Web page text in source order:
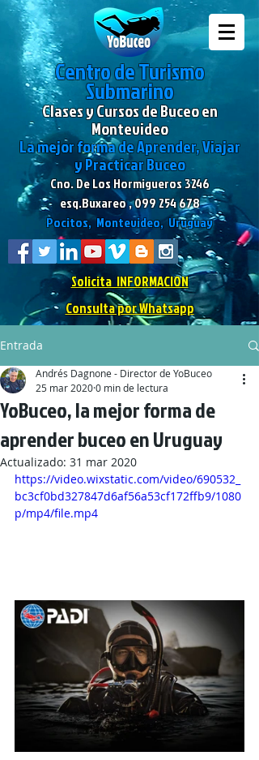
Centro de Turismo
Submarino
Clases y Cursos de Buceo en
Montevideo
La mejor forma de Aprender, Viajar
y Practicar Buceo
Cno. De Los Hormigueros 3246
esq.Buxareo ,099 254 678
Pocitos, Montevideo, Uruguay
Solicita INFORMACION
Consulta por Whatsapp
Entrada
YoBuceo, la mejor forma de
aprender buceo en Uruguay
Andrés Dagnone - Director de YoBuceo
25 mar 20200 min de lectura
Actualizado: 31 mar 2020
https://video.wixstatic.com/video/690532_
bc3cf0bd327847d6af56a53cf172ffb9/1080
p/mp4/file.mp4